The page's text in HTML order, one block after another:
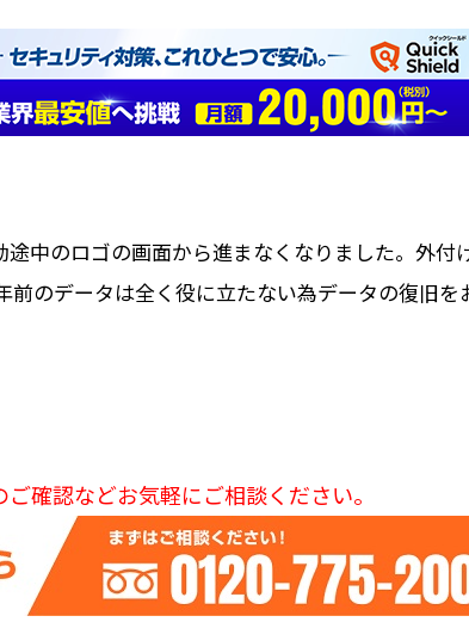
中のロゴの画面から進まなくなりました。外付
のデータは全く役に立たない為データの復旧を
確認などお気軽にご相談ください。